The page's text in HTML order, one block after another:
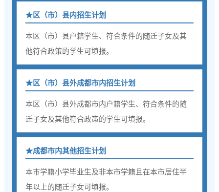
★区（市）县内招生计划
本区（市）县户籍学生、符合条件的随迁子女及其
他符合政策的学生可填报。
★区（市）县外成都市内招生计划
本区（市）县外成都市内户籍学生、符合条件的随
迁子女及其他符合政策的学生可填报。
★成都市内其他招生计划
本市学籍小学毕业生及非本市学籍且在本市居住半
年以上的随迁子女可填报。